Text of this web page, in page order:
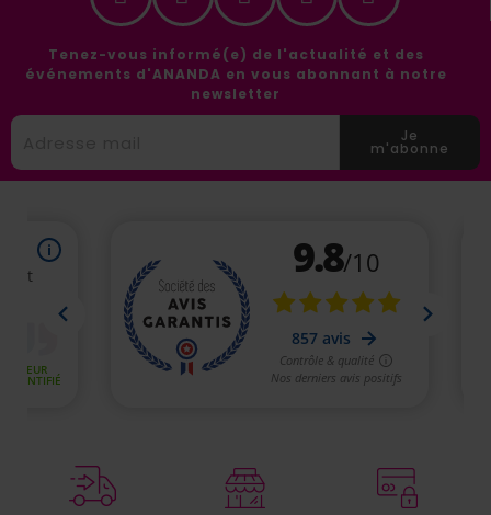
Tenez-vous informé(e) de l'actualité et des
événements d'ANANDA en vous abonnant à notre
newsletter
Je
m'abonne